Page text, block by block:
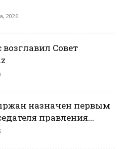
2026
Совет
назначен первым
правления...